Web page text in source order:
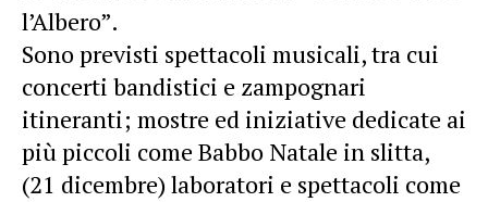
l’Albero”.
Sono previsti spettacoli musicali, tra cui
concerti bandistici e zampognari
itineranti; mostre ed iniziative dedicate ai
più piccoli come Babbo Natale in slitta,
(21 dicembre) laboratori e spettacoli come